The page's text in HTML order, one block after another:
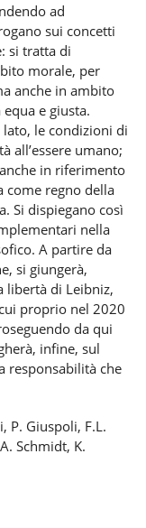
ad
sui concetti
si tratta di
morale, per
anche in ambito
e giusta.
lato, le condizioni di
all’essere umano;
in riferimento
come regno della
Si dispiegano così
nella
A partire da
si giungerà,
libertà di Leibniz,
proprio nel 2020
da qui
infine, sul
responsabilità che
P. Giuspoli, F.L.
Schmidt, K.